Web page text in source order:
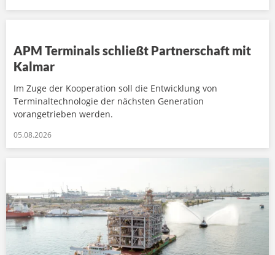
APM Terminals schließt Partnerschaft mit
Kalmar
Im Zuge der Kooperation soll die Entwicklung von
Terminaltechnologie der nächsten Generation
vorangetrieben werden.
05.08.2026